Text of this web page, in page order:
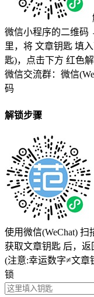
微信小程序的二维码
里，将 文章钥匙 填
匙)，点击下方 红色
微信交流群：微信
码
解锁步骤
使用微信(WeChat) 扫
获取文章钥匙 后，返
(注意:幸运数字≠文章
锁